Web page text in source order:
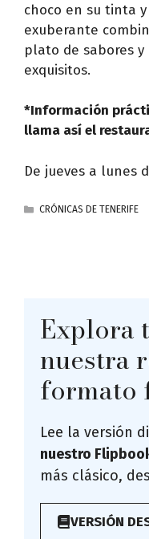
choco en su tinta
exuberante
plato de sabores
exquisitos.
*Información
llama así el
De jueves a lunes
CATEGORÍAS
CRÓNICAS DE TENERIFE
Explora
nuestra
formato
Lee la versión
nuestro
más clásico,
VERSIÓN